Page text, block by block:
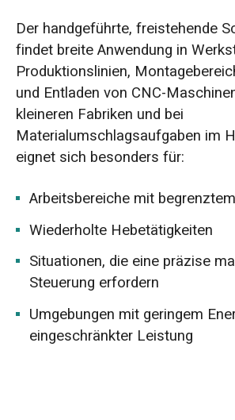
Der handgeführte, freistehende
findet breite Anwendung in
Produktionslinien,
und Entladen von CNC-
kleineren Fabriken und bei
Materialumschlagsaufgaben im
eignet sich besonders für:
Arbeitsbereiche mit
Wiederholte Hebetätigkeiten
Situationen, die eine präzise
Steuerung erfordern
Umgebungen mit geringem
eingeschränkter Leistung